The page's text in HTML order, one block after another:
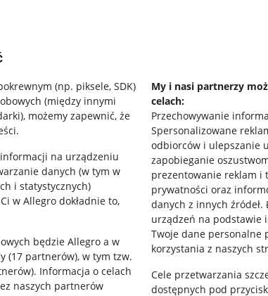
(np. piksele, SDK)
(między innymi
, możemy zapewnić, że
na urządzeniu
danych (w tym w
i statystycznych)
w Allegro dokładnie to,
będzie Allegro a w
(17 partnerów), w tym tzw.
). Informacja o celach
naszych partnerów
My i nasi partnerzy
celach:
Przechowywanie
Spersonalizowane
odbiorców i ulepszanie
zapobieganie
prezentowanie reklam i
prywatności oraz
danych z innych źródeł.
urządzeń na podstawie
Twoje dane personalne
korzystania z naszych
Cele przetwarzania
dostępnych pod
Regulamin
Polityka plików "cookies"